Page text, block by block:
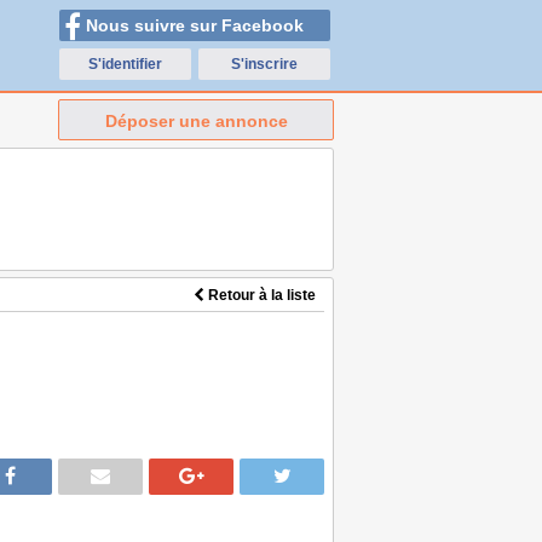
Nous suivre sur Facebook
S'identifier S'inscrire
Déposer une annonce
Retour à la liste